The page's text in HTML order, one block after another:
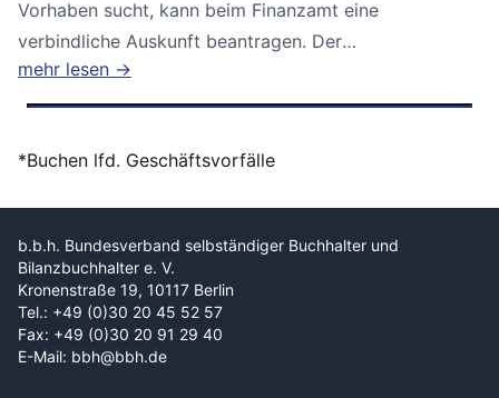
Vorhaben sucht, kann beim Finanzamt eine
verbindliche Auskunft beantragen. Der
Bundesfinanzhof...
mehr lesen →
*Buchen lfd. Geschäftsvorfälle
b.b.h. Bundesverband selbständiger Buchhalter und
Bilanzbuchhalter e. V.
Kronenstraße 19, 10117 Berlin
Tel.: +49 (0)30 20 45 52 57
Fax: +49 (0)30 20 91 29 40
E-Mail: bbh@bbh.de